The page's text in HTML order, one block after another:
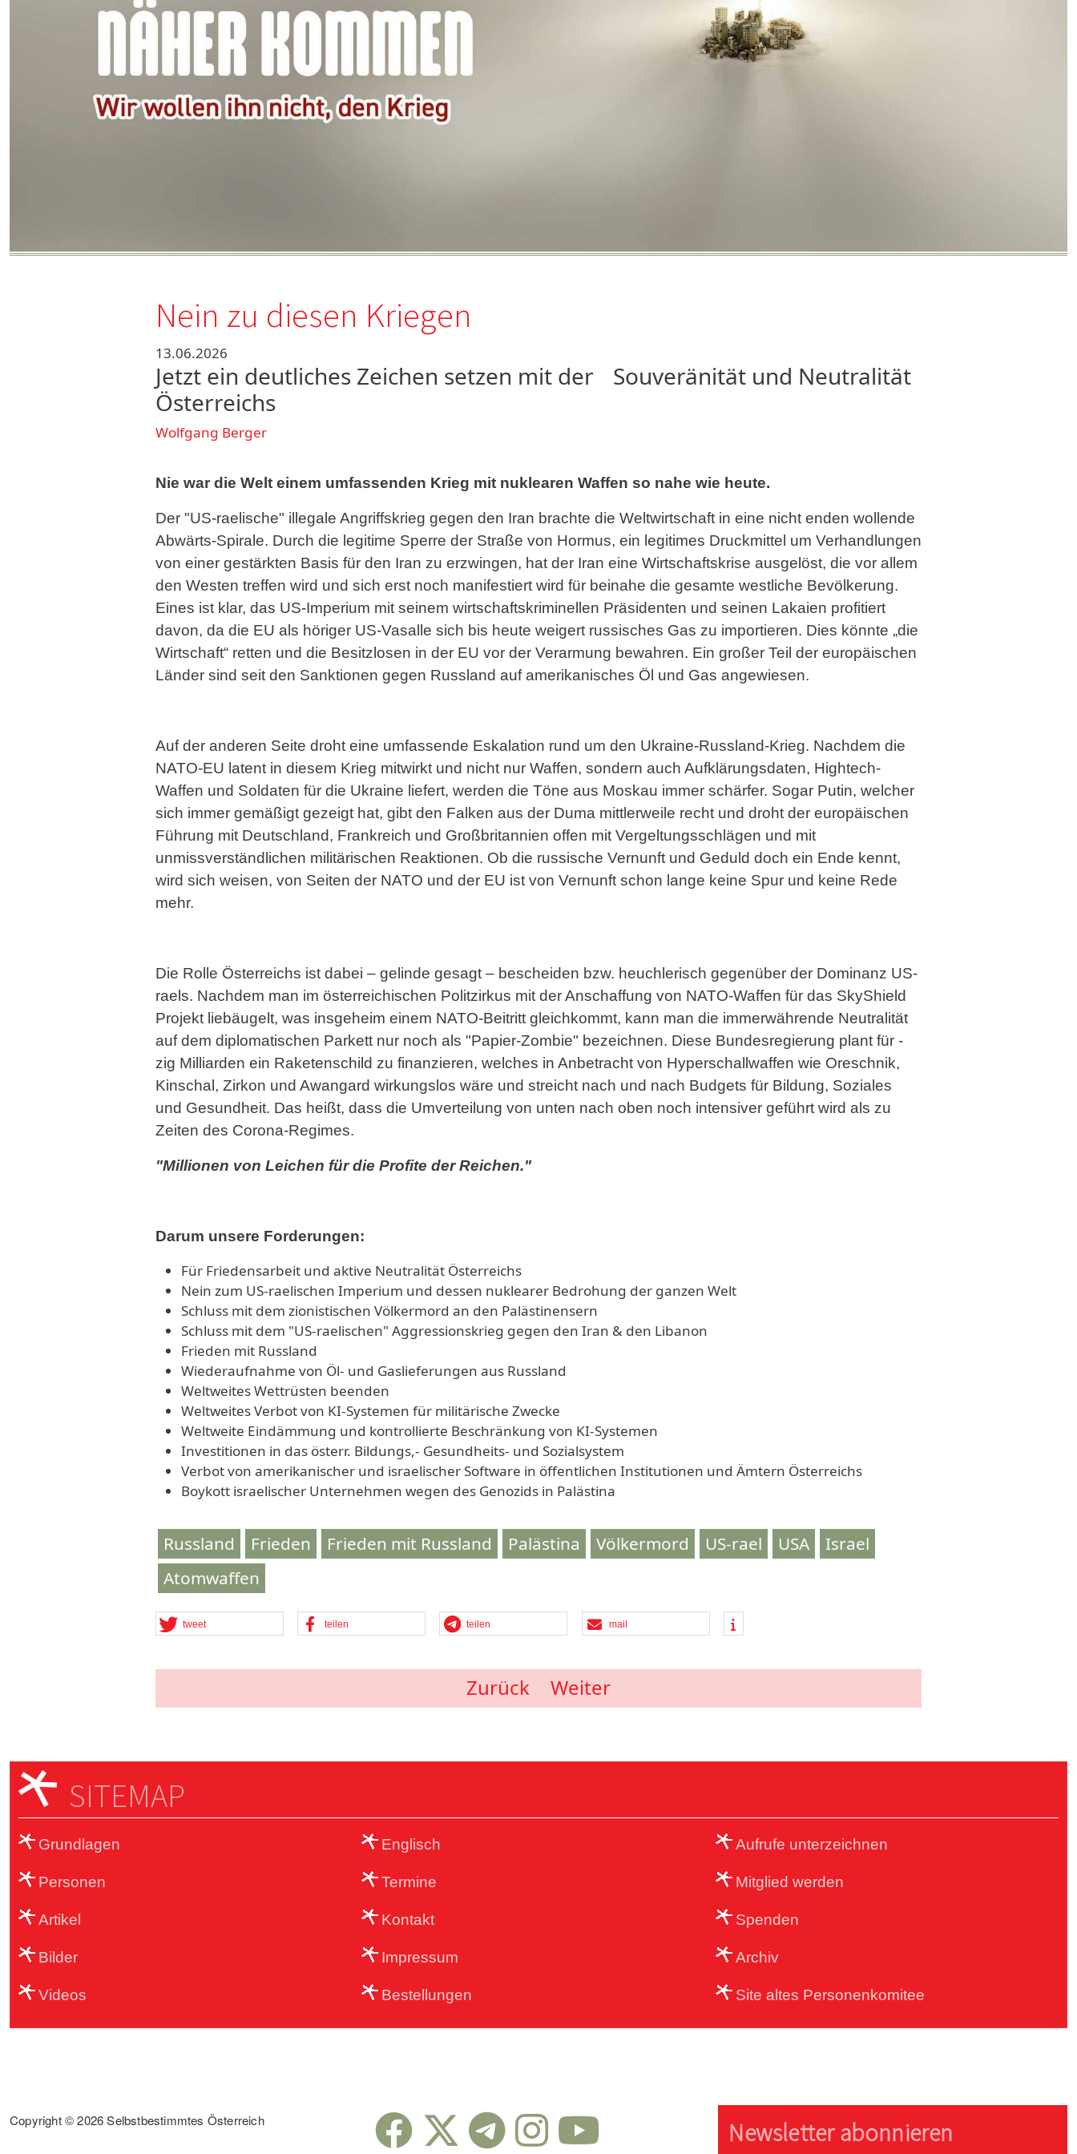
Nein zu diesen Kriegen
13.06.2026
Jetzt ein deutliches Zeichen setzen mit der Souveränität und Neutralität
Österreichs
Wolfgang Berger
Nie war die Welt einem umfassenden Krieg mit nuklearen Waffen so nahe wie heute.
Der "US-raelische" illegale Angriffskrieg gegen den Iran brachte die Weltwirtschaft in eine nicht enden wollende
Abwärts-Spirale. Durch die legitime Sperre der Straße von Hormus, ein legitimes Druckmittel um Verhandlungen
von einer gestärkten Basis für den Iran zu erzwingen, hat der Iran eine Wirtschaftskrise ausgelöst, die vor allem
den Westen treffen wird und sich erst noch manifestiert wird für beinahe die gesamte westliche Bevölkerung.
Eines ist klar, das US-Imperium mit seinem wirtschaftskriminellen Präsidenten und seinen Lakaien profitiert
davon, da die EU als höriger US-Vasalle sich bis heute weigert russisches Gas zu importieren. Dies könnte „die
Wirtschaft“ retten und die Besitzlosen in der EU vor der Verarmung bewahren. Ein großer Teil der europäischen
Länder sind seit den Sanktionen gegen Russland auf amerikanisches Öl und Gas angewiesen.
Auf der anderen Seite droht eine umfassende Eskalation rund um den Ukraine-Russland-Krieg. Nachdem die
NATO-EU latent in diesem Krieg mitwirkt und nicht nur Waffen, sondern auch Aufklärungsdaten, Hightech-
Waffen und Soldaten für die Ukraine liefert, werden die Töne aus Moskau immer schärfer. Sogar Putin, welcher
sich immer gemäßigt gezeigt hat, gibt den Falken aus der Duma mittlerweile recht und droht der europäischen
Führung mit Deutschland, Frankreich und Großbritannien offen mit Vergeltungsschlägen und mit
unmissverständlichen militärischen Reaktionen. Ob die russische Vernunft und Geduld doch ein Ende kennt,
wird sich weisen, von Seiten der NATO und der EU ist von Vernunft schon lange keine Spur und keine Rede
mehr.
Die Rolle Österreichs ist dabei – gelinde gesagt – bescheiden bzw. heuchlerisch gegenüber der Dominanz US-
raels. Nachdem man im österreichischen Politzirkus mit der Anschaffung von NATO-Waffen für das SkyShield
Projekt liebäugelt, was insgeheim einem NATO-Beitritt gleichkommt, kann man die immerwährende Neutralität
auf dem diplomatischen Parkett nur noch als "Papier-Zombie" bezeichnen. Diese Bundesregierung plant für -
zig Milliarden ein Raketenschild zu finanzieren, welches in Anbetracht von Hyperschallwaffen wie Oreschnik,
Kinschal, Zirkon und Awangard wirkungslos wäre und streicht nach und nach Budgets für Bildung, Soziales
und Gesundheit. Das heißt, dass die Umverteilung von unten nach oben noch intensiver geführt wird als zu
Zeiten des Corona-Regimes.
"Millionen von Leichen für die Profite der Reichen."
Darum unsere Forderungen:
Für Friedensarbeit und aktive Neutralität Österreichs
Nein zum US-raelischen Imperium und dessen nuklearer Bedrohung der ganzen Welt
Schluss mit dem zionistischen Völkermord an den Palästinensern
Schluss mit dem "US-raelischen" Aggressionskrieg gegen den Iran & den Libanon
Frieden mit Russland
Wiederaufnahme von Öl- und Gaslieferungen aus Russland
Weltweites Wettrüsten beenden
Weltweites Verbot von KI-Systemen für militärische Zwecke
Weltweite Eindämmung und kontrollierte Beschränkung von KI-Systemen
Investitionen in das österr. Bildungs,- Gesundheits- und Sozialsystem
Verbot von amerikanischer und israelischer Software in öffentlichen Institutionen und Ämtern Österreichs
Boykott israelischer Unternehmen wegen des Genozids in Palästina
Russland Frieden Frieden mit Russland Palästina Völkermord US-rael USA
Israel
Atomwaffen
tweet teilen teilen mail
Zurück Weiter
SITEMAP
Grundlagen
Personen
Artikel
Bilder
Videos
Englisch
Termine
Kontakt
Impressum
Bestellungen
Aufrufe unterzeichnen
Mitglied werden
Spenden
Archiv
Site altes Personenkomitee
Copyright © 2026 Selbstbestimmtes Österreich Newsletter abonnieren